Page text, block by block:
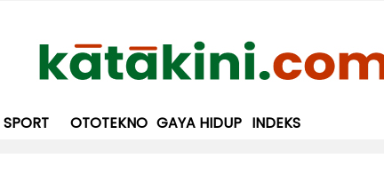
SPORT OTOTEKNO GAYA HIDUP INDEKS